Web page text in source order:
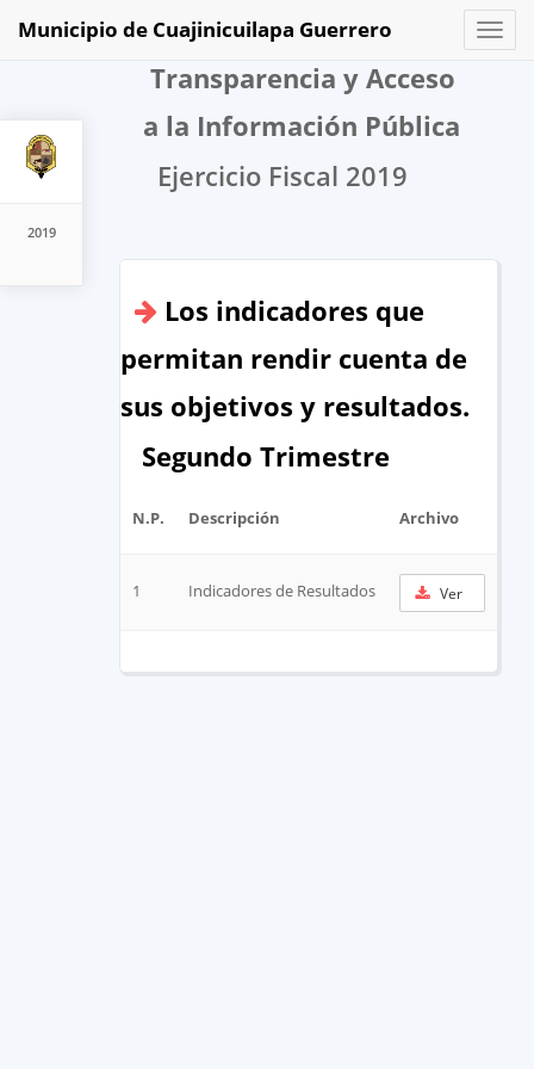
2019
Toggle
Municipio de Cuajinicuilapa Guerrero
Transparencia y Acceso
a la Información Pública
Ejercicio Fiscal 2019
Los indicadores que
permitan rendir cuenta de
sus objetivos y resultados.
Segundo Trimestre
N.P. Descripción Archivo
1 Indicadores de Resultados Ver